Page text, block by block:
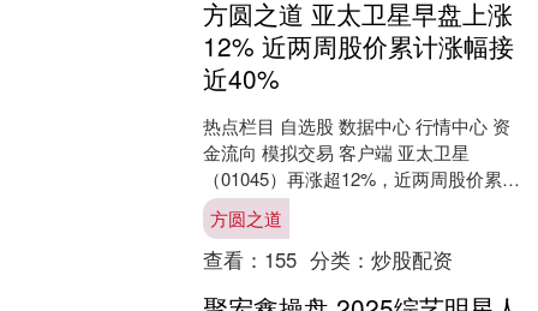
方圆之道 亚太卫星早盘上涨
12% 近两周股价累计涨幅接
近40%
热点栏目 自选股 数据中心 行情中心 资
金流向 模拟交易 客户端 亚太卫星
（01045）再涨超12%，近两周股价累计
涨幅接近40%。截至发稿，股价上涨
12%，报....
方圆之道
查看： 155 分类： 炒股配资